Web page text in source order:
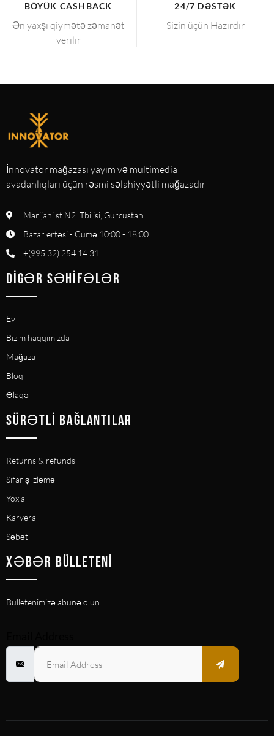
BÖYÜK CASHBACK
Ən yaxşı qiymətə zəmanət
verilir
24/7 DƏSTƏK
Sizin üçün Hazırdır
İnnovator mağazası yayım və multimedia
avadanlıqları üçün rəsmi səlahiyyətli mağazadır
Marijani st N2. Tbilisi, Gürcüstan
Bazar ertəsi - Cümə 10:00 - 18:00
+(995 32) 254 14 31
DIGƏR SƏHIFƏLƏR
Ev
Bizim haqqımızda
Mağaza
Bloq
Əlaqə
SÜRƏTLI BAĞLANTILAR
Returns & refunds
Sifariş izləmə
Yoxla
Karyera
Səbət
XƏBƏR BÜLLETENI
Bülletenimizə abunə olun.